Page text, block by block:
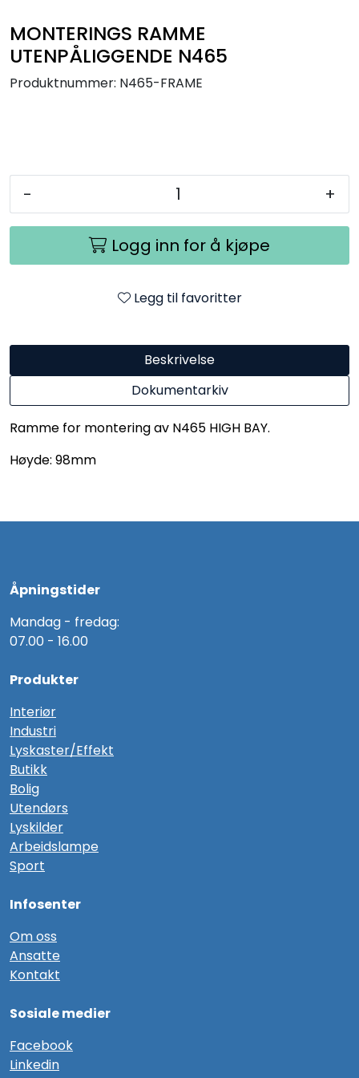
MONTERINGS RAMME
UTENPÅLIGGENDE N465
Produktnummer: N465-FRAME
- +
Logg inn for å kjøpe
Legg til favoritter
Beskrivelse
Dokumentarkiv
Ramme for montering av N465 HIGH BAY.
Høyde: 98mm
Åpningstider
Mandag - fredag:
07.00 - 16.00
Produkter
Interiør
Industri
Lyskaster/Effekt
Butikk
Bolig
Utendørs
Lyskilder
Arbeidslampe
Sport
Infosenter
Om oss
Ansatte
Kontakt
Sosiale medier
Facebook
Linkedin
Lyskilder
Sluttsalg